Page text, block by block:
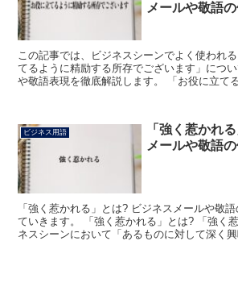
メールや敬語
この記事では、ビジネスシーンでよく使われ
てるように精励する所存でございます」につ
や敬語表現を徹底解説します。 「お役に立て
ビジネス用語
「強く惹かれ
メールや敬語
「強く惹かれる」とは? ビジネスメールや敬
ていきます。 「強く惹かれる」とは? 「強く
ネスシーンにおいて「あるものに対して深く